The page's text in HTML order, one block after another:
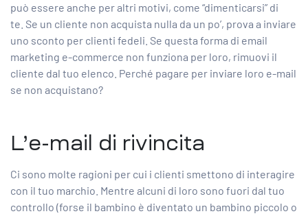
può essere anche per altri motivi, come “dimenticarsi” di
te. Se un cliente non acquista nulla da un po’, prova a inviare
uno sconto per clienti fedeli. Se questa forma di email
marketing e-commerce non funziona per loro, rimuovi il
cliente dal tuo elenco. Perché pagare per inviare loro e-mail
se non acquistano?
L’e-mail di rivincita
Ci sono molte ragioni per cui i clienti smettono di interagire
con il tuo marchio. Mentre alcuni di loro sono fuori dal tuo
controllo (forse il bambino è diventato un bambino piccolo o